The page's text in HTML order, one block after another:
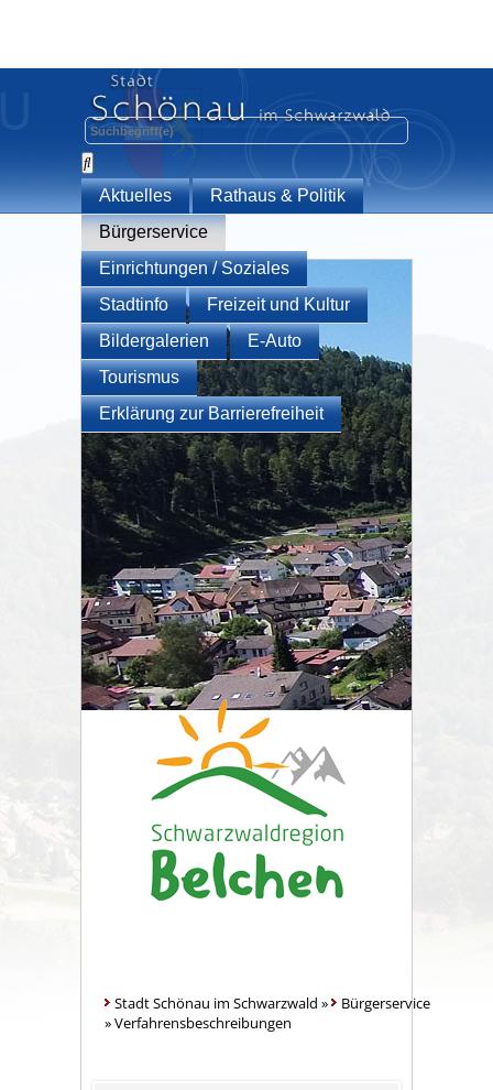
Aktuelles
Rathaus & Politik
Bürgerservice
Einrichtungen / Soziales
Stadtinfo
Freizeit und Kultur
Bildergalerien
E-Auto
Tourismus
Erklärung zur Barrierefreiheit
Stadt Schönau im Schwarzwald »
Bürgerservice
»Verfahrensbeschreibungen